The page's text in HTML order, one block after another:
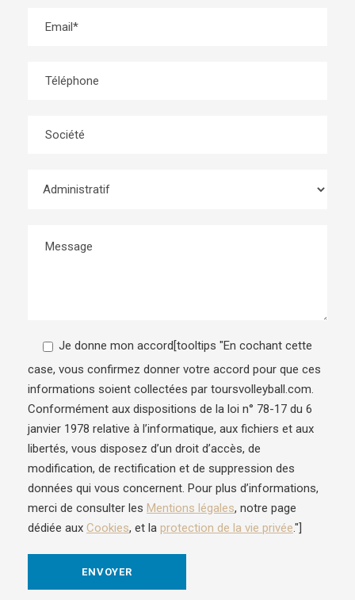
Je donne mon accord[tooltips "En cochant cette
case, vous confirmez donner votre accord pour que ces
informations soient collectées par toursvolleyball.com.
Conformément aux dispositions de la loi n° 78-17 du 6
janvier 1978 relative à l’informatique, aux fichiers et aux
libertés, vous disposez d’un droit d’accès, de
modification, de rectification et de suppression des
données qui vous concernent. Pour plus d’informations,
merci de consulter les Mentions légales, notre page
dédiée aux Cookies, et la protection de la vie privée."]